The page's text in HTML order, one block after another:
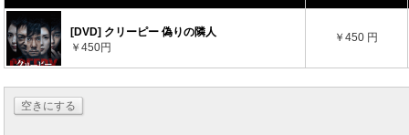
[DVD] クリーピー 偽りの隣人
￥450円
￥450 円
空きにする